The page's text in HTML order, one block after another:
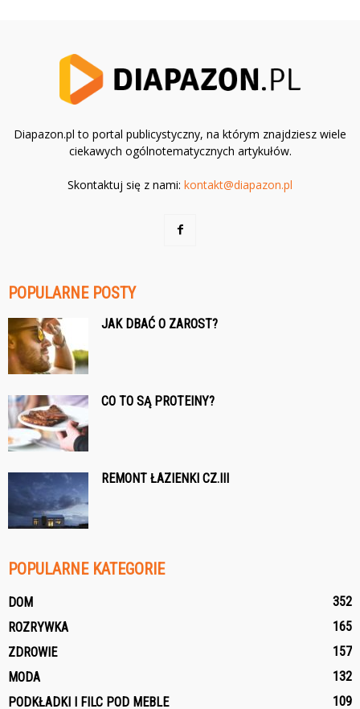
Diapazon.pl to portal publicystyczny, na którym znajdziesz wiele
ciekawych ogólnotematycznych artykułów.
Skontaktuj się z nami: kontakt@diapazon.pl
POPULARNE POSTY
JAK DBAĆ O ZAROST?
CO TO SĄ PROTEINY?
REMONT ŁAZIENKI CZ.III
POPULARNE KATEGORIE
DOM
352
ROZRYWKA
165
ZDROWIE
157
MODA
132
PODKŁADKI I FILC POD MEBLE
109